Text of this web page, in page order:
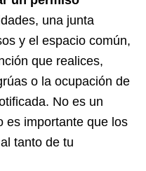
una junta
y el espacio común,
que realices,
o la ocupación de
No es un
es importante que los
tanto de tu